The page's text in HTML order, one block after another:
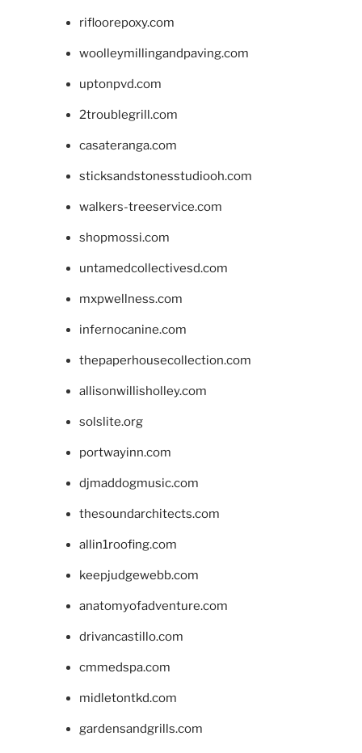
rifloorepoxy.com
woolleymillingandpaving.com
uptonpvd.com
2troublegrill.com
casateranga.com
sticksandstonesstudiooh.com
walkers-treeservice.com
shopmossi.com
untamedcollectivesd.com
mxpwellness.com
infernocanine.com
thepaperhousecollection.com
allisonwillisholley.com
solslite.org
portwayinn.com
djmaddogmusic.com
thesoundarchitects.com
allin1roofing.com
keepjudgewebb.com
anatomyofadventure.com
drivancastillo.com
cmmedspa.com
midletontkd.com
gardensandgrills.com